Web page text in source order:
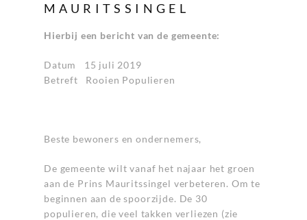
MAURITSSINGEL
Hierbij een bericht van de gemeente:
Datum 15 juli 2019
Betreft Rooien Populieren
Beste bewoners en ondernemers,
De gemeente wilt vanaf het najaar het groen
aan de Prins Mauritssingel verbeteren. Om te
beginnen aan de spoorzijde. De 30
populieren, die veel takken verliezen (zie